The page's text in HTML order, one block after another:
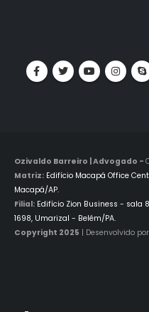
Ozivaldo Barreiro | Advogado -
Matriz: Edifício Macapá Office
Macapá/AP.
Filial: Edifício Zion Business - sala
1698, Umarizal - Belém/PA.
Copyright 2025 | Desenvolvido por